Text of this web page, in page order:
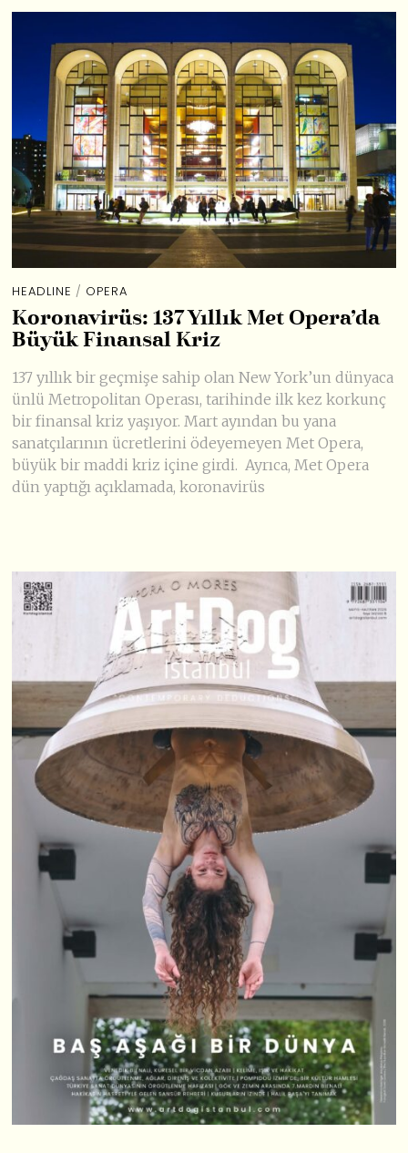
HEADLINE / OPERA
Koronavirüs: 137 Yıllık Met Opera’da
Büyük Finansal Kriz
137 yıllık bir geçmişe sahip olan New York’un dünyaca
ünlü Metropolitan Operası, tarihinde ilk kez korkunç
bir finansal kriz yaşıyor. Mart ayından bu yana
sanatçılarının ücretlerini ödeyemeyen Met Opera,
büyük bir maddi kriz içine girdi. Ayrıca, Met Opera
dün yaptığı açıklamada, koronavirüs